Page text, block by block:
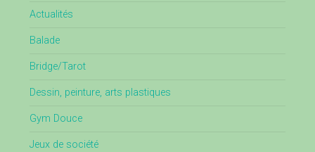
Actualités
Balade
Bridge/Tarot
Dessin, peinture, arts plastiques
Gym Douce
Jeux de société